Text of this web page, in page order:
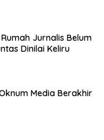
Jurnalis Belum
Dinilai Keliru
Media Berakhir